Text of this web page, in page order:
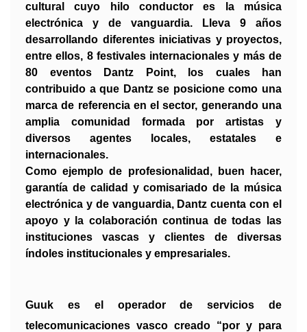
cultural cuyo hilo conductor es la música
electrónica y de vanguardia. Lleva 9 años
desarrollando diferentes iniciativas y proyectos,
entre ellos, 8 festivales internacionales y más de
80 eventos Dantz Point, los cuales han
contribuido a que Dantz se posicione como una
marca de referencia en el sector, generando una
amplia comunidad formada por artistas y
diversos agentes locales, estatales e
internacionales.
Como ejemplo de profesionalidad, buen hacer,
garantía de calidad y comisariado de la música
electrónica y de vanguardia, Dantz cuenta con el
apoyo y la colaboración continua de todas las
instituciones vascas y clientes de diversas
índoles institucionales y empresariales.
Guuk es el operador de servicios de
telecomunicaciones vasco creado “por y para